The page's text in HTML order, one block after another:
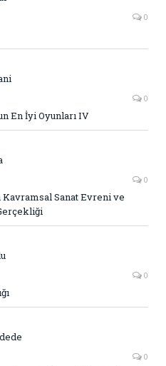
0
0
En İyi Oyunları IV
0
Kavramsal Sanat Evreni ve
0
0